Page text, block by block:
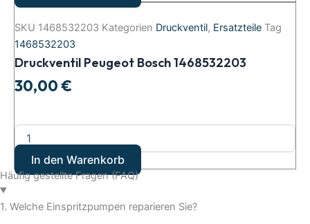
SKU 1468532203 Kategorien Druckventil, Ersatzteile Tag
1468532203
Druckventil Peugeot Bosch 1468532203
30,00€
In den Warenkorb
Häufig gestellte Fragen (FAQ)
1. Welche Einspritzpumpen reparieren Sie?